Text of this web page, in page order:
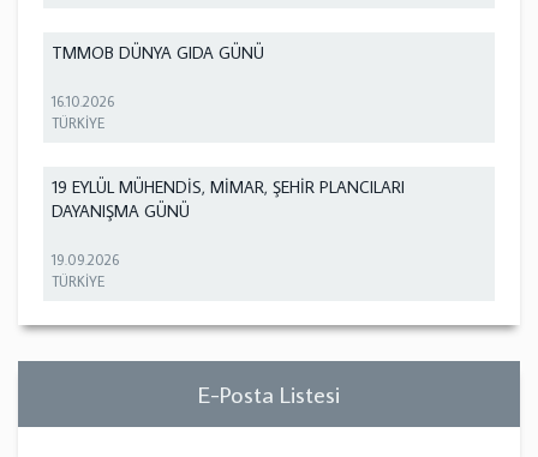
TMMOB DÜNYA GIDA GÜNÜ
16.10.2026
TÜRKİYE
19 EYLÜL MÜHENDİS, MİMAR, ŞEHİR PLANCILARI
DAYANIŞMA GÜNÜ
19.09.2026
TÜRKİYE
E-Posta Listesi